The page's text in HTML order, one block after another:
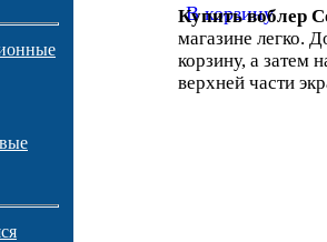
В корзину
Купить воблер
магазине легко.
корзину, а затем
верхней части